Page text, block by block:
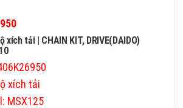
xích tải | CHAIN KIT, DRIVE(DAIDO)
xích tải
MSX125